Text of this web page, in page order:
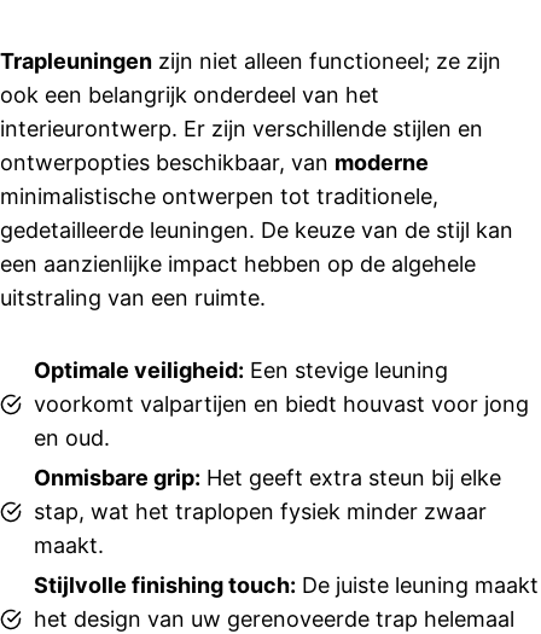
was
goed en
afsprake
n
werden
netjes
nageko
men.
Ook
in de
showroo
m heeft
goed
geholpe
fijn met
ons
Trapleuningen zijn niet alleen functioneel; ze zijn
ook een belangrijk onderdeel van het
interieurontwerp. Er zijn verschillende stijlen en
ontwerpopties beschikbaar, van moderne
minimalistische ontwerpen tot traditionele,
gedetailleerde leuningen. De keuze van de stijl kan
een aanzienlijke impact hebben op de algehele
uitstraling van een ruimte.
Optimale veiligheid: Een stevige leuning
voorkomt valpartijen en biedt houvast voor jong
en oud.
Onmisbare grip: Het geeft extra steun bij elke
stap, wat het traplopen fysiek minder zwaar
maakt.
Stijlvolle finishing touch: De juiste leuning maakt
het design van uw gerenoveerde trap helemaal